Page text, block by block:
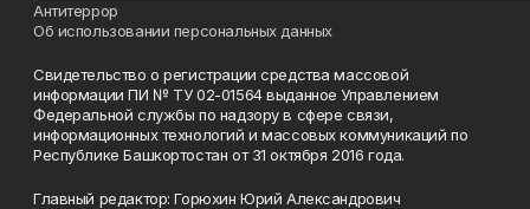
Антитеррор
Об использовании персональных данных
Свидетельство о регистрации средства массовой
информации ПИ № ТУ 02-01564 выданное Управлением
Федеральной службы по надзору в сфере связи,
информационных технологий и массовых коммуникаций по
Республике Башкортостан от 31 октября 2016 года.
Главный редактор: Горюхин Юрий Александрович